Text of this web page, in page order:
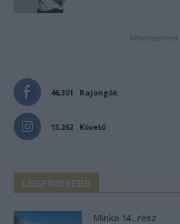
- Advertisement -
46,301 Rajongók
13,262 Követő
LEGFRISSEBB
Minka 14. rész